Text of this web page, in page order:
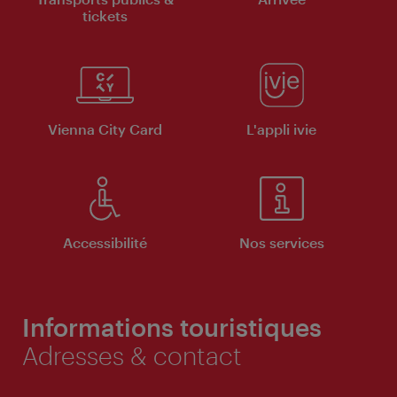
tickets
Vienna City Card L'appli ivie
Accessibilité Nos services
Informations touristiques
Adresses & contact